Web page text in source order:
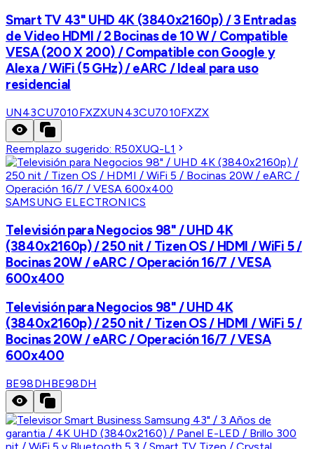
Smart TV 43" UHD 4K (3840x2160p) / 3 Entradas
de Video HDMI / 2 Bocinas de 10 W / Compatible
VESA (200 X 200) / Compatible con Google y
Alexa / WiFi (5 GHz) / eARC / Ideal para uso
residencial
UN43CU7010FXZXUN43CU7010FXZX
Reemplazo sugerido: R50XUQ-L1
SAMSUNG ELECTRONICS
Televisión para Negocios 98" / UHD 4K
(3840x2160p) / 250 nit / Tizen OS / HDMI / WiFi 5 /
Bocinas 20W / eARC / Operación 16/7 / VESA
600x400
Televisión para Negocios 98" / UHD 4K
(3840x2160p) / 250 nit / Tizen OS / HDMI / WiFi 5 /
Bocinas 20W / eARC / Operación 16/7 / VESA
600x400
BE98DHBE98DH